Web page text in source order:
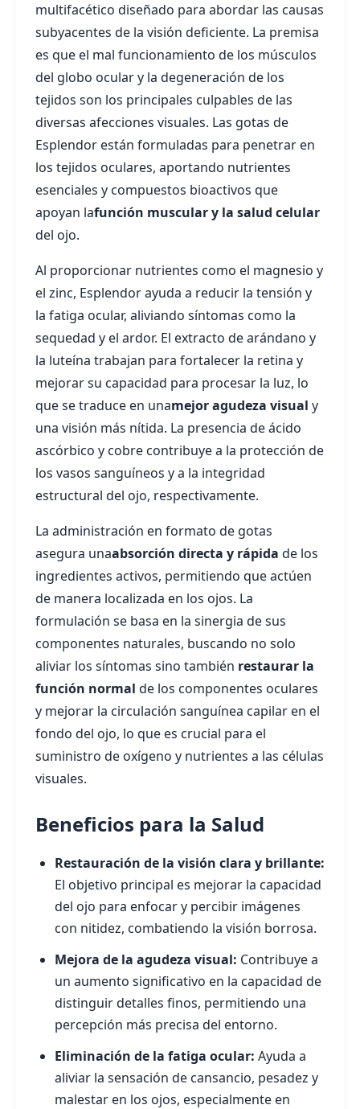
multifacético diseñado para abordar las causas
subyacentes de la visión deficiente. La premisa
es que el mal funcionamiento de los músculos
del globo ocular y la degeneración de los
tejidos son los principales culpables de las
diversas afecciones visuales. Las gotas de
Esplendor están formuladas para penetrar en
los tejidos oculares, aportando nutrientes
esenciales y compuestos bioactivos que
apoyan lafunción muscular y la salud celular
del ojo.
Al proporcionar nutrientes como el magnesio y
el zinc, Esplendor ayuda a reducir la tensión y
la fatiga ocular, aliviando síntomas como la
sequedad y el ardor. El extracto de arándano y
la luteína trabajan para fortalecer la retina y
mejorar su capacidad para procesar la luz, lo
que se traduce en unamejor agudeza visual y
una visión más nítida. La presencia de ácido
ascórbico y cobre contribuye a la protección de
los vasos sanguíneos y a la integridad
estructural del ojo, respectivamente.
La administración en formato de gotas
asegura unaabsorción directa y rápida de los
ingredientes activos, permitiendo que actúen
de manera localizada en los ojos. La
formulación se basa en la sinergia de sus
componentes naturales, buscando no solo
aliviar los síntomas sino también restaurar la
función normal de los componentes oculares
y mejorar la circulación sanguínea capilar en el
fondo del ojo, lo que es crucial para el
suministro de oxígeno y nutrientes a las células
visuales.
Beneficios para la Salud
Restauración de la visión clara y brillante:
El objetivo principal es mejorar la capacidad
del ojo para enfocar y percibir imágenes
con nitidez, combatiendo la visión borrosa.
Mejora de la agudeza visual: Contribuye a
un aumento significativo en la capacidad de
distinguir detalles finos, permitiendo una
percepción más precisa del entorno.
Eliminación de la fatiga ocular: Ayuda a
aliviar la sensación de cansancio, pesadez y
malestar en los ojos, especialmente en